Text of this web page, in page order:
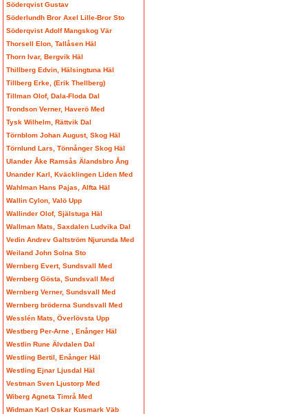
Söderqvist Gustav
Söderlundh Bror Axel Lille-Bror Sto
Söderqvist Adolf Mangskog Vär
Thorsell Elon, Tallåsen Häl
Thorn Ivar, Bergvik Häl
Thillberg Edvin, Hälsingtuna Häl
Tillberg Erke, (Erik Thellberg)
Tillman Olof, Dala-Floda Dal
Trondson Verner, Haverö Med
Tysk Wilhelm, Rättvik Dal
Törnblom Johan August, Skog Häl
Törnlund Lars, Tönnånger Skog Häl
Ulander Åke Ramsås Älandsbro Ång
Unander Karl, Kväcklingen Liden Med
Wahlman Hans Pajas, Alfta Häl
Wallin Cylon, Valö Upp
Wallinder Olof, Själstuga Häl
Wallman Mats, Saxdalen Ludvika Dal
Vedin Andrev Galtström Njurunda Med
Weiland John Solna Sto
Wernberg Evert, Sundsvall Med
Wernberg Gösta, Sundsvall Med
Wernberg Verner, Sundsvall Med
Wernberg bröderna Sundsvall Med
Wesslén Mats, Överlövsta Upp
Westberg Per-Arne , Enånger Häl
Westlin Rune Älvdalen Dal
Westling Bertil, Enånger Häl
Westling Ejnar Ljusdal Häl
Vestman Sven Ljustorp Med
Wiberg Agneta Timrå Med
Widman Karl Oskar Kusmark Väb